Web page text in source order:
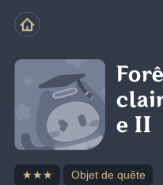
e II
★★★ Objet de quête